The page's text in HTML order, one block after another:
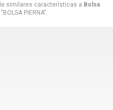
similares características a Bolsa
PIERNA".